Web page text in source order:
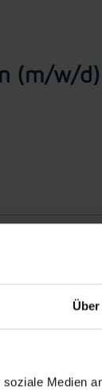
Medien
(m/w/d)
für eine